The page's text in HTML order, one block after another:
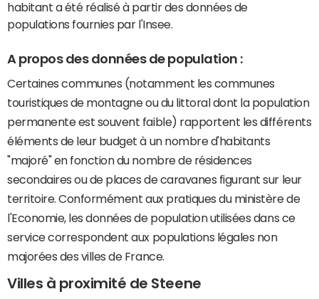
habitant a été réalisé à partir des données de
populations fournies par l'Insee.
A propos des données de population :
Certaines communes (notamment les communes
touristiques de montagne ou du littoral dont la population
permanente est souvent faible) rapportent les différents
éléments de leur budget à un nombre d'habitants
"majoré" en fonction du nombre de résidences
secondaires ou de places de caravanes figurant sur leur
territoire. Conformément aux pratiques du ministère de
l'Economie, les données de population utilisées dans ce
service correspondent aux populations légales non
majorées des villes de France.
Villes à proximité de Steene